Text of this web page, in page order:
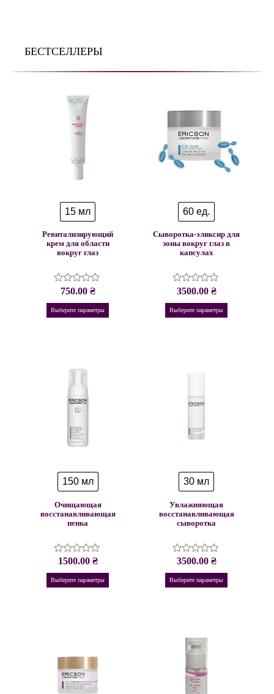
БЕСТСЕЛЛЕРЫ
15 мл
Ревитализирующий
крем для области
вокруг глаз
Оценка
из
5
750.00 ₴
Выберите параметры
60 ед.
Сыворотка-эликсир для
зоны вокруг глаз в
капсулах
Оценка
из
5
3500.00 ₴
Выберите параметры
150 мл
Очищающая
восстанавливающая
пенка
Оценка
из
5
1500.00 ₴
Выберите параметры
30 мл
Увлажняющая
восстанавливающая
сыворотка
Оценка
из
5
3500.00 ₴
Выберите параметры